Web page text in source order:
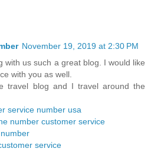
November 19, 2019 at 2:30 PM
with us such a great blog. I would like
with you as well.
travel blog and I travel around the
service number usa
number customer service
service